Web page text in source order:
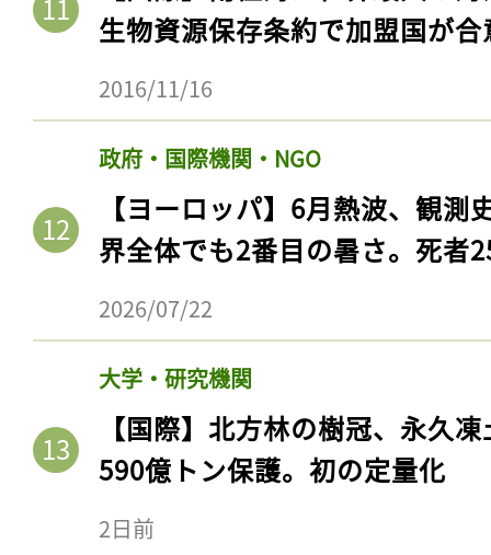
2026/07/21
政府・国際機関・NGO
【国際】南極海に世界最大の
生物資源保存条約で加盟国が合
2016/11/16
政府・国際機関・NGO
【ヨーロッパ】6月熱波、観測
界全体でも2番目の暑さ。死者
2026/07/22
大学・研究機関